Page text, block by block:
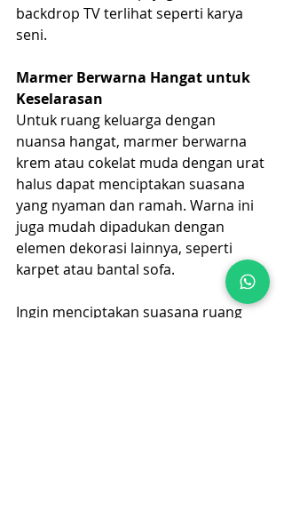
backdrop TV terlihat seperti karya
seni.
Marmer Berwarna Hangat untuk
Keselarasan
Untuk ruang keluarga dengan
nuansa hangat, marmer berwarna
krem atau cokelat muda dengan urat
halus dapat menciptakan suasana
yang nyaman dan ramah. Warna ini
juga mudah dipadukan dengan
elemen dekorasi lainnya, seperti
karpet atau bantal sofa.
Ingin menciptakan suasana ruang